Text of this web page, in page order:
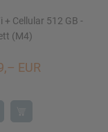
+ Cellular 512 GB -
(M4)
EUR